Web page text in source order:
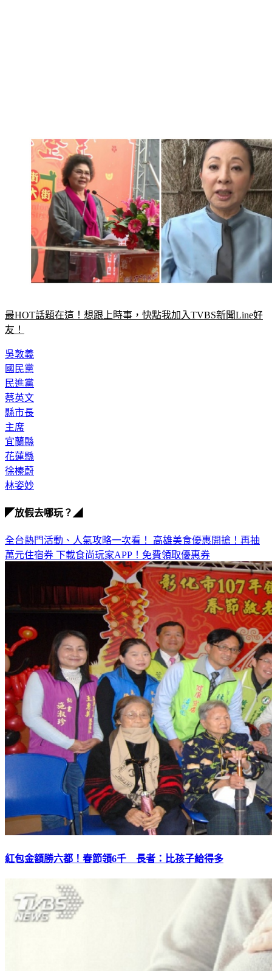
最HOT話題在這！想跟上時事，快點我加入TVBS新聞Line好
友！
吳敦義
國民黨
民進黨
蔡英文
縣市長
主席
宜蘭縣
花蓮縣
徐榛蔚
林姿妙
◤放假去哪玩？◢
全台熱門活動、人氣攻略一次看！ 高雄美食優惠開搶！再抽
萬元住宿券 下載食尚玩家APP！免費領取優惠券
紅包金額勝六都！春節領6千 長者：比孩子給得多